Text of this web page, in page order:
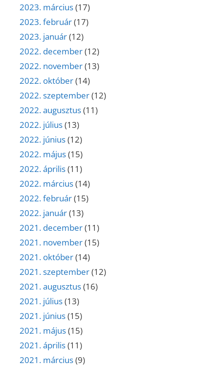
2023. március(17)
2023. február(17)
2023. január(12)
2022. december(12)
2022. november(13)
2022. október(14)
2022. szeptember(12)
2022. augusztus(11)
2022. július(13)
2022. június(12)
2022. május(15)
2022. április(11)
2022. március(14)
2022. február(15)
2022. január(13)
2021. december(11)
2021. november(15)
2021. október(14)
2021. szeptember(12)
2021. augusztus(16)
2021. július(13)
2021. június(15)
2021. május(15)
2021. április(11)
2021. március(9)